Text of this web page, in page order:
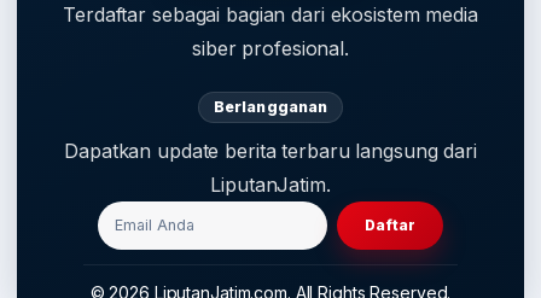
Terdaftar sebagai bagian dari ekosistem media
siber profesional.
Berlangganan
Dapatkan update berita terbaru langsung dari
LiputanJatim.
Daftar
© 2026 LiputanJatim.com. All Rights Reserved.